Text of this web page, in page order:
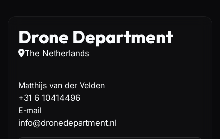
Drone Department
The Netherlands
Matthijs van der Velden
+31 6 10414496
E-mail
info@dronedepartment.nl